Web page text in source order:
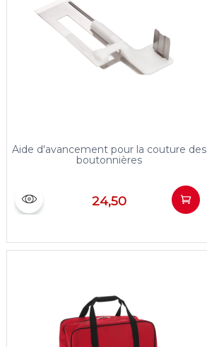
Aide d'avancement pour la couture des
boutonnières
24,50